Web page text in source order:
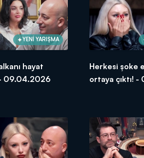
YENİ YARIŞMA
hayat
09.04.2026
Herkesi şoke
ortaya çıktı!